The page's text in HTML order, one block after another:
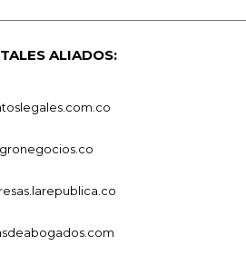
ALIADOS: